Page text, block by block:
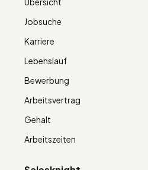
Jobsuche
Karriere
Lebenslauf
Bewerbung
Arbeitsvertrag
Gehalt
Arbeitszeiten